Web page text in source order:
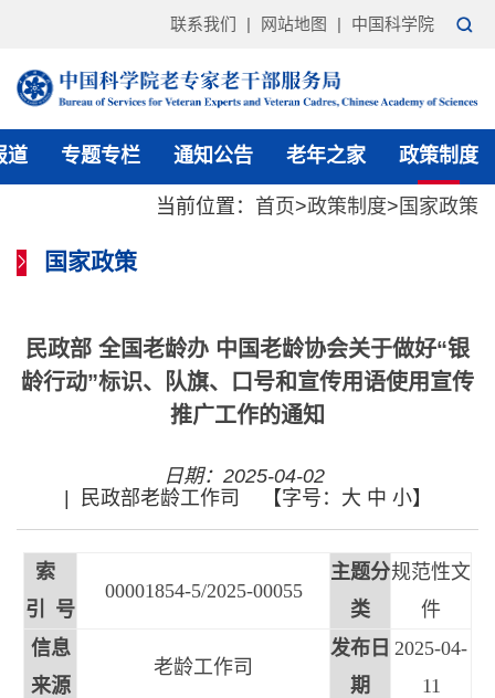
联系我们 | 网站地图 | 中国科学院
道 专题专栏 通知公告 老年之家 政策制度
当前位置： 首页>政策制度> 国家政策
国家政策
民政部 全国老龄办 中国老龄协会关于做好“银
龄行动”标识、队旗、口号和宣传用语使用宣传
推广工作的通知
日期：2025-04-02
|
民政部老龄工作司 【字号： 大 中 小】
索
引 号
00001854-5/2025-00055
主题分
类
规范性文
件
信息
来源
老龄工作司
发布日
期
2025-04-
11